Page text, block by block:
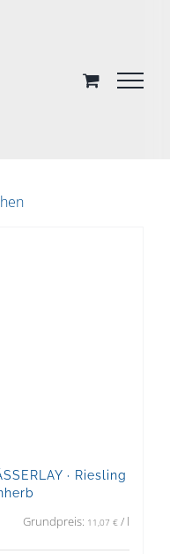
· Riesling
Grundpreis: 11,07 € / l